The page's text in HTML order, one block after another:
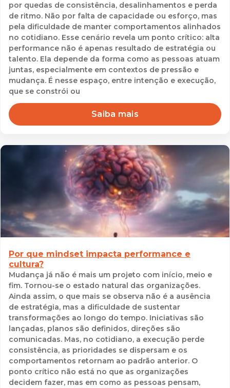
por quedas de consistência, desalinhamentos e perda
de ritmo. Não por falta de capacidade ou esforço, mas
pela dificuldade de manter comportamentos alinhados
no cotidiano. Esse cenário revela um ponto crítico: alta
performance não é apenas resultado de estratégia ou
talento. Ela depende da forma como as pessoas atuam
juntas, especialmente em contextos de pressão e
mudança. É nesse espaço, entre intenção e execução,
que se constrói ou
Saiba mais
Por que mindset impacta performance e
cultura?
Mudança já não é mais um projeto com início, meio e
fim. Tornou-se o estado natural das organizações.
Ainda assim, o que mais se observa não é a ausência
de estratégia, mas a dificuldade de sustentar
transformações ao longo do tempo. Iniciativas são
lançadas, planos são definidos, direções são
comunicadas. Mas, no cotidiano, a execução perde
consistência, as prioridades se dispersam e os
comportamentos retornam ao padrão anterior. O
ponto crítico não está no que as organizações
decidem fazer, mas em como as pessoas pensam,